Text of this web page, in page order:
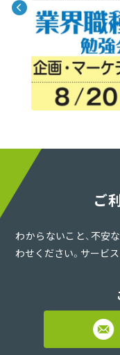
ご
わからないこと、不安
わせください。サービ